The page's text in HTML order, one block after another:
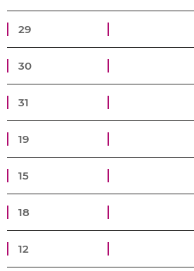
29
30
31
19
15
18
12